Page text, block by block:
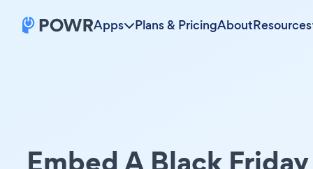
Apps Plans & PricingAboutResources